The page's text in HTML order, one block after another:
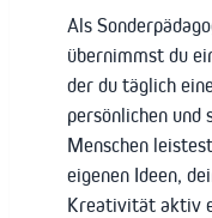
Als
übernimmst du
der du täglich
persönlichen und
Menschen
eigenen Ideen,
Kreativität aktiv